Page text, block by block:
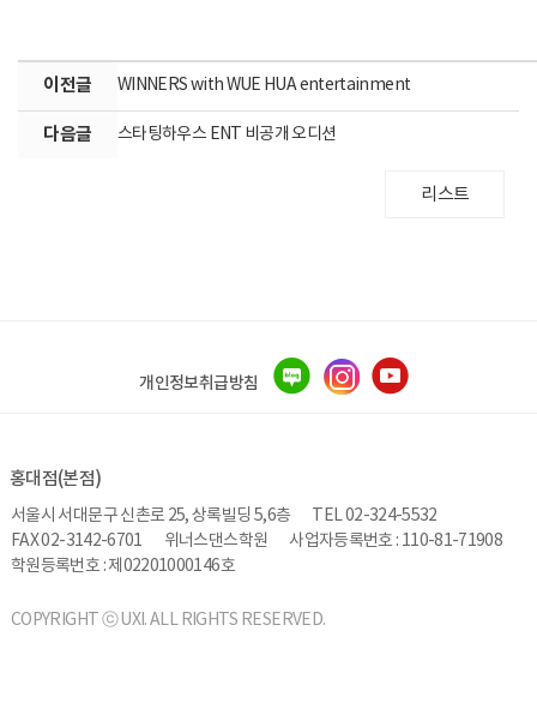
이전글 WINNERS with WUE HUA entertainment
다음글 스타팅하우스 ENT 비공개 오디션
리스트
개인정보취급방침
홍대점(본점)
서울시 서대문구 신촌로 25, 상록빌딩 5,6층
TEL 02-324-5532
FAX 02-3142-6701
위너스댄스학원
사업자등록번호 : 110-81-71908
학원등록번호 : 제02201000146호
COPYRIGHT ⓒ UXI. ALL RIGHTS RESERVED.